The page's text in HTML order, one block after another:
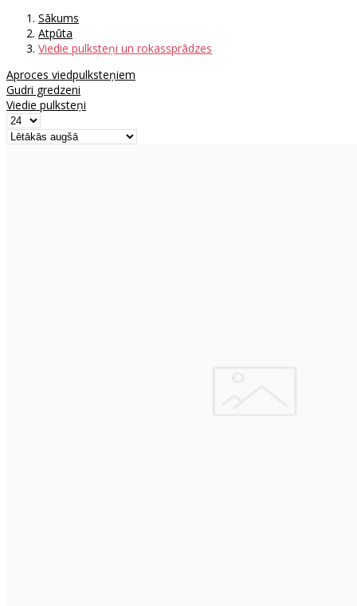
Sākums
Atpūta
Viedie pulksteņi un rokassprādzes
Aproces viedpulksteņiem
Gudri gredzeni
Viedie pulksteņi